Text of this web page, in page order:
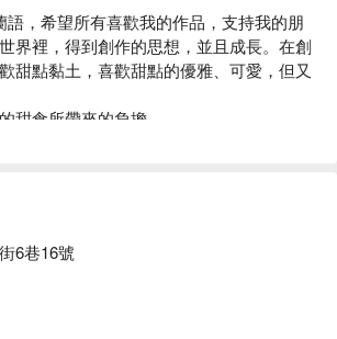
趣嗜好外，黏土捏塑本身所產生的優秀美
市場的主力，當學會製作出各式各樣令人
後，還能發揮它的裝飾性用來與日常使用
成兼具
手工藝教學或者手作飾品販售的創業者
語，希望所有喜歡我的作品，支持我的朋
界裡，得到創作的思想，並且成長。在創
甜點黏土，喜歡甜點的優雅、可愛，但又
語，希望所有喜歡我的作品，支持我的朋
界裡，得到創作的思想，並且成長。在創
甜點黏土，喜歡甜點的優雅、可愛，但又
甜食所帶來的負擔...
6巷16號